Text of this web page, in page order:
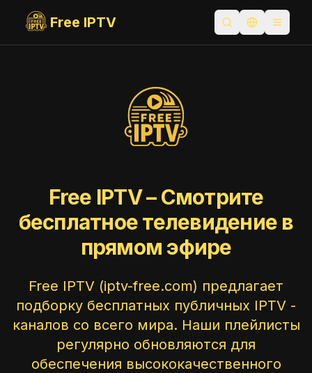
Free IPTV Открыть поиск
Free IPTV – Смотрите
бесплатное телевидение в
прямом эфире
Free IPTV (iptv-free.com) предлагает
подборку бесплатных публичных IPTV -
каналов со всего мира. Наши плейлисты
регулярно обновляются для
обеспечения высококачественного